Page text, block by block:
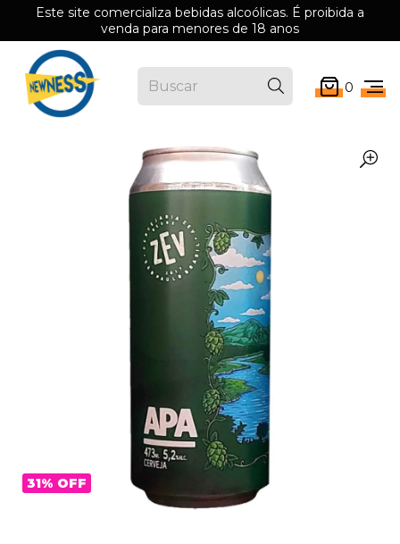
Este site comercializa bebidas alcoólicas. É proibida a
venda para menores de 18 anos
0
31% OFF